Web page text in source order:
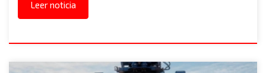
Leer noticia